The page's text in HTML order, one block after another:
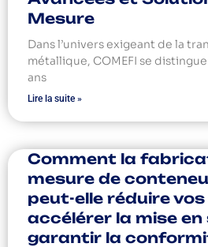
Mesure
Dans l’univers exigeant de la
métallique, COMEFI se
ans
Lire la suite »
Comment la
mesure de
peut-elle réduire
accélérer la mise
garantir la